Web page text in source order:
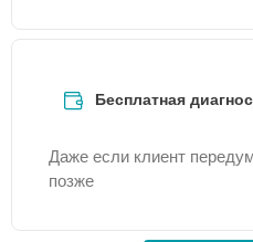
Бесплатная
Даже если клиент
позже